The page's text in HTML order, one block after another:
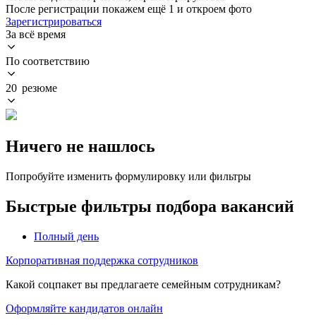
После регистрации покажем ещё 1 и откроем фото
Зарегистрироваться
За всё время
По соответствию
20 резюме
Ничего не нашлось
Попробуйте изменить формулировку или фильтры
Быстрые фильтры подбора вакансий
Полный день
Корпоративная поддержка сотрудников
Какой соцпакет вы предлагаете семейным сотрудникам?
Оформляйте кандидатов онлайн